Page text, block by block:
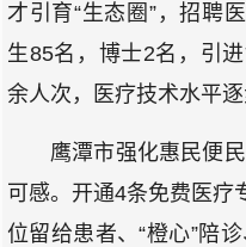
才引育“生态圈”，招聘
生85名，博士2名，引
余人次，医疗技术水平逐
鹰潭市强化惠民便
可感。开通4条免费医疗
位留给患者、“橙心”陪